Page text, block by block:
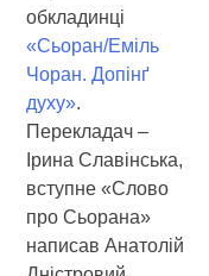
обкладинці
«Сьоран/Еміль
Чоран. Допінґ
духу».
Перекладач –
Ірина Славінська,
вступне «Слово
про Сьорана»
написав Анатолій